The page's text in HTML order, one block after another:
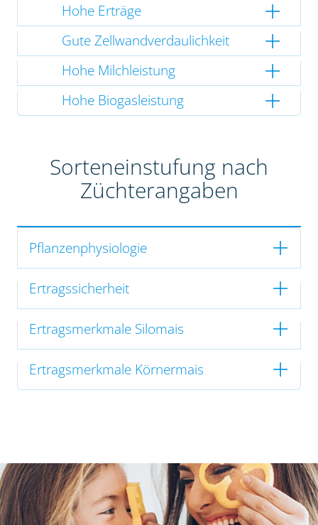
Hohe Erträge
Gute Zellwandverdaulichkeit
Hohe Milchleistung
Hohe Biogasleistung
Sorteneinstufung nach
Züchterangaben
Pflanzenphysiologie
Ertragssicherheit
Ertragsmerkmale Silomais
Ertragsmerkmale Körnermais